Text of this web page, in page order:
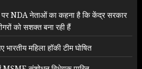
पर NDA नेताओं का कहना है कि केंद्र सरकार
को सशक्त बना रही हैं
महिला हॉकी टीम घोषित